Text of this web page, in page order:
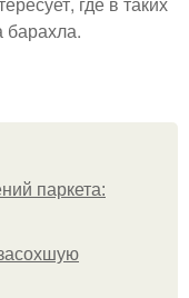
барахла.
паркета: